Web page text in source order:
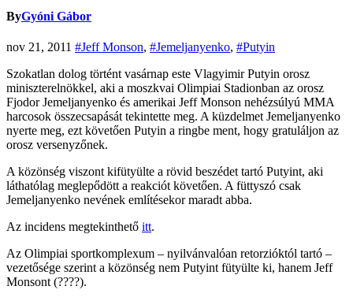
ByGyóni Gábor
nov 21, 2011 #Jeff Monson, #Jemeljanyenko, #Putyin
Szokatlan dolog történt vasárnap este Vlagyimir Putyin orosz
miniszterelnökkel, aki a moszkvai Olimpiai Stadionban az orosz
Fjodor Jemeljanyenko és amerikai Jeff Monson nehézsúlyú MMA
harcosok összecsapását tekintette meg. A küzdelmet Jemeljanyenko
nyerte meg, ezt követően Putyin a ringbe ment, hogy gratuláljon az
orosz versenyzőnek.
A közönség viszont kifütyülte a rövid beszédet tartó Putyint, aki
láthatólag meglepődött a reakciót követően. A füttyszó csak
Jemeljanyenko nevének említésekor maradt abba.
Az incidens megtekinthető itt.
Az Olimpiai sportkomplexum – nyilvánvalóan retorzióktól tartó –
vezetősége szerint a közönség nem Putyint fütyülte ki, hanem Jeff
Monsont (????).